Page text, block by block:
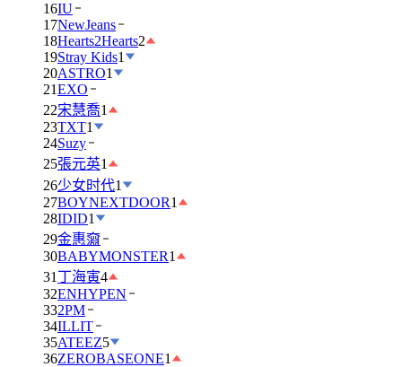
16IU
17NewJeans
18Hearts2Hearts2
19Stray Kids1
20ASTRO1
21EXO
22宋慧喬1
23TXT1
24Suzy
25張元英1
26少女时代1
27BOYNEXTDOOR1
28IDID1
29金惠奫
30BABYMONSTER1
31 丁海寅4
32ENHYPEN
332PM
34ILLIT
35ATEEZ5
36ZEROBASEONE1